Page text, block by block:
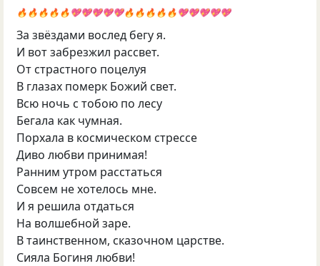
🔥🔥🔥🔥🔥💖💖💖💖💖🔥🔥🔥🔥🔥💖💖💖💖💖
За звёздами вослед бегу я.
И вот забрезжил рассвет.
От страстного поцелуя
В глазах померк Божий свет.
Всю ночь с тобою по лесу
Бегала как чумная.
Порхала в космическом стрессе
Диво любви принимая!
Ранним утром расстаться
Совсем не хотелось мне.
И я решила отдаться
На волшебной заре.
В таинственном, сказочном царстве.
Сияла Богиня любви!